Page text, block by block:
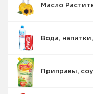
Масло
Вода,
Соки
Приправы,